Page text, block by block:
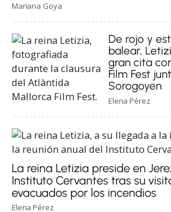
Mariana Goya
De rojo y
balear,
gran cita
Film Fest
Sorogoyen
Elena Pérez
La reina Letizia preside en
Instituto Cervantes tras su
evacuados por los incendios
Elena Pérez